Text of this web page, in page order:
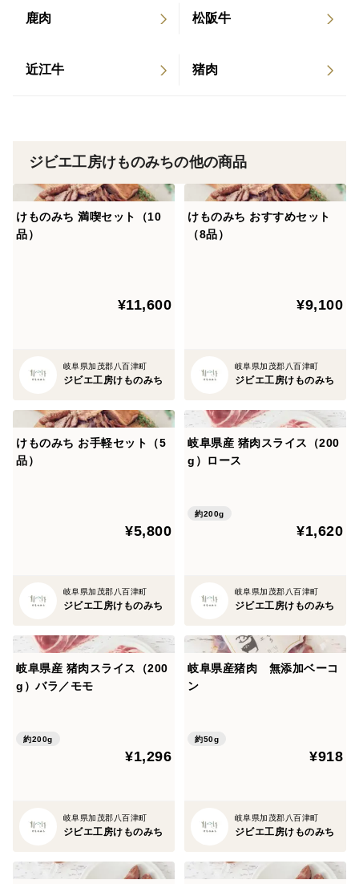
鹿肉 松阪牛
近江牛 猪肉
ジビエ工房けものみちの他の商品
けものみち 満喫セット（10
品）
¥11,600
岐阜県加茂郡八百津町
ジビエ工房けものみち
けものみち おすすめセット
（8品）
¥9,100
岐阜県加茂郡八百津町
ジビエ工房けものみち
けものみち お手軽セット（5
品）
¥5,800
岐阜県加茂郡八百津町
ジビエ工房けものみち
岐阜県産 猪肉スライス（200
g）ロース
約200g
¥1,620
岐阜県加茂郡八百津町
ジビエ工房けものみち
岐阜県産 猪肉スライス（200
g）バラ／モモ
約200g
¥1,296
岐阜県加茂郡八百津町
ジビエ工房けものみち
岐阜県産猪肉 無添加ベーコ
ン
約50g
¥918
岐阜県加茂郡八百津町
ジビエ工房けものみち